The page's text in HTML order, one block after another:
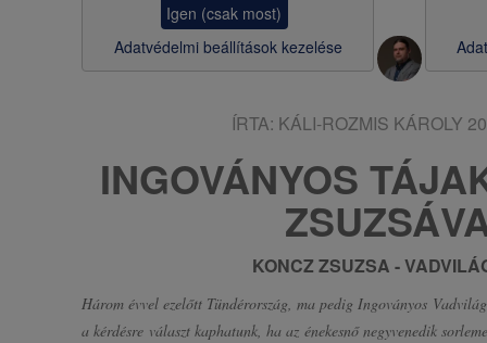
Igen (csak most)
Adatvédelmi beállítások kezelése
ÍRTA: KÁLI-ROZMIS KÁROLY
INGOVÁNYOS
KONCZ ZSUZSA -
Három évvel ezelőtt Tündérország, ma pedig Ingoványos
a kérdésre választ kaphatunk, ha az énekesnő negyvenedik